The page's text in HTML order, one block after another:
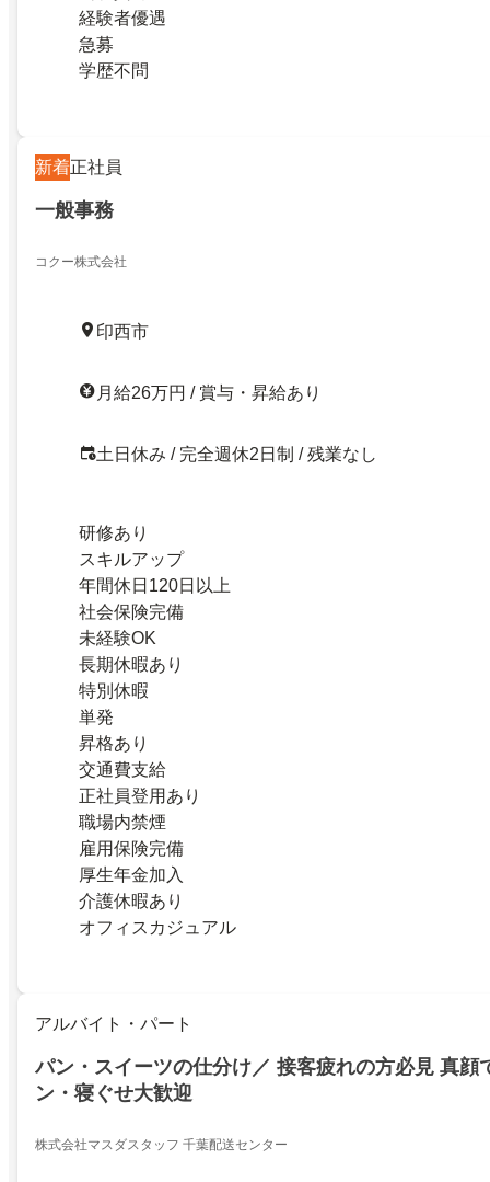
経験者優遇
急募
学歴不問
新着正社員
一般事務
コクー株式会社
印西市
月給26万円 / 賞与・昇給あり
土日休み / 完全週休2日制 / 残業なし
研修あり
スキルアップ
年間休日120日以上
社会保険完備
未経験OK
長期休暇あり
特別休暇
単発
昇格あり
交通費支給
正社員登用あり
職場内禁煙
雇用保険完備
厚生年金加入
介護休暇あり
オフィスカジュアル
アルバイト・パート
パン・スイーツの仕分け／ 接客疲れの方必見 真顔
ン・寝ぐせ大歓迎
株式会社マスダスタッフ 千葉配送センター